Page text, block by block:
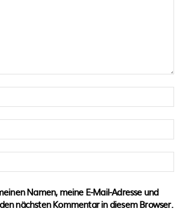
Namen, meine E-Mail-Adresse und
nächsten Kommentar in diesem Browser.